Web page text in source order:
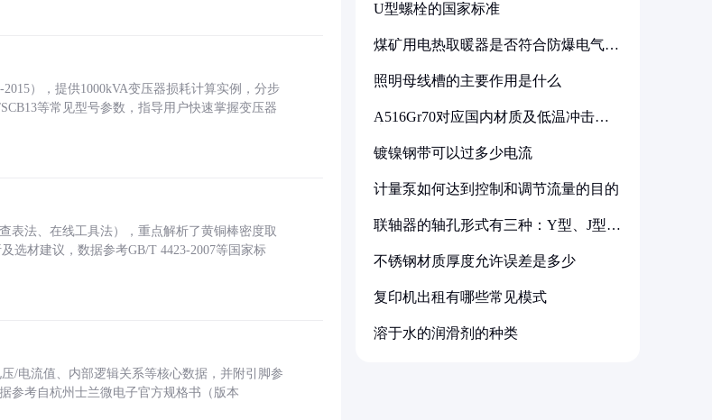
），提供1000kVA变压器损耗计算实例，分步
等常见型号参数，指导用户快速掌握变压器
表法、在线工具法），重点解析了黄铜棒密度取
选材建议，数据参考GB/T 4423-2007等国家标
/电流值、内部逻辑关系等核心数据，并附引脚参
参考自杭州士兰微电子官方规格书（版本
U型螺栓的国家标准
煤矿用电热取暖器是否符合防爆电气设
照明母线槽的主要作用是什么
A516Gr70对应国内材质及低温冲击要
镀镍钢带可以过多少电流
计量泵如何达到控制和调节流量的目的
联轴器的轴孔形式有三种：Y型、J型、
不锈钢材质厚度允许误差是多少
复印机出租有哪些常见模式
溶于水的润滑剂的种类